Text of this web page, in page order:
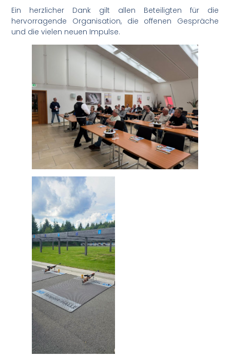
Ein herzlicher Dank gilt allen Beteiligten für die
hervorragende Organisation, die offenen Gespräche
und die vielen neuen Impulse.